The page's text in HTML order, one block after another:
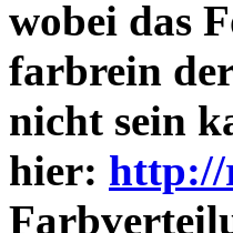
wobei das
farbrein
nicht sein
hier: http://